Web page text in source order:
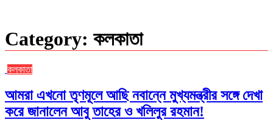
Category: কলকাতা
কলকাতা
আমরা এখনো তৃণমূলে আছি নবান্নে মুখ্যমন্ত্রীর সঙ্গে দেখা
করে জানালেন আবু তাহের ও খলিলুর রহমান!